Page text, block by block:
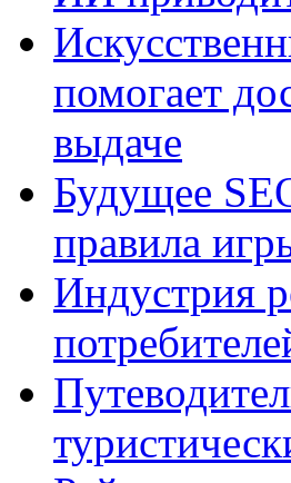
помогает
выдаче
Будущее
правила
Индустрия